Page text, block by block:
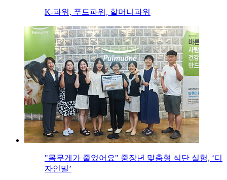
K-파워, 푸드파워, 할머니파워
"몸무게가 줄었어요" 중장년 맞춤형 식단 실험, ‘디
자인밀’